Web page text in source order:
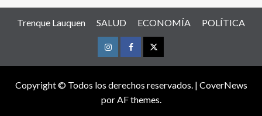
Trenque Lauquen SALUD ECONOMÍA POLÍTICA
InstagramFacebookTwitter
Copyright © Todos los derechos reservados. | CoverNews
por AF themes.